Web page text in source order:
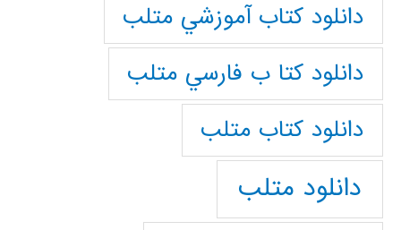
دانلود كتاب آموزشي متلب
دانلود كتا ب فارسي متلب
دانلود كتاب متلب
دانلود متلب